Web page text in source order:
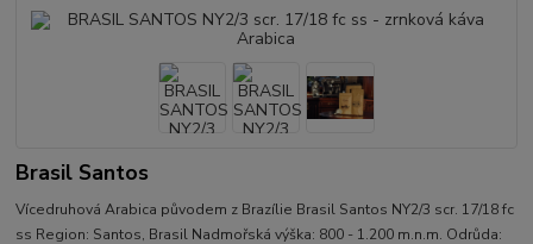
Brasil Santos
Vícedruhová Arabica původem z Brazílie Brasil Santos NY2/3 scr. 17/18 fc
ss Region: Santos, Brasil Nadmořská výška: 800 - 1.200 m.n.m. Odrůda: